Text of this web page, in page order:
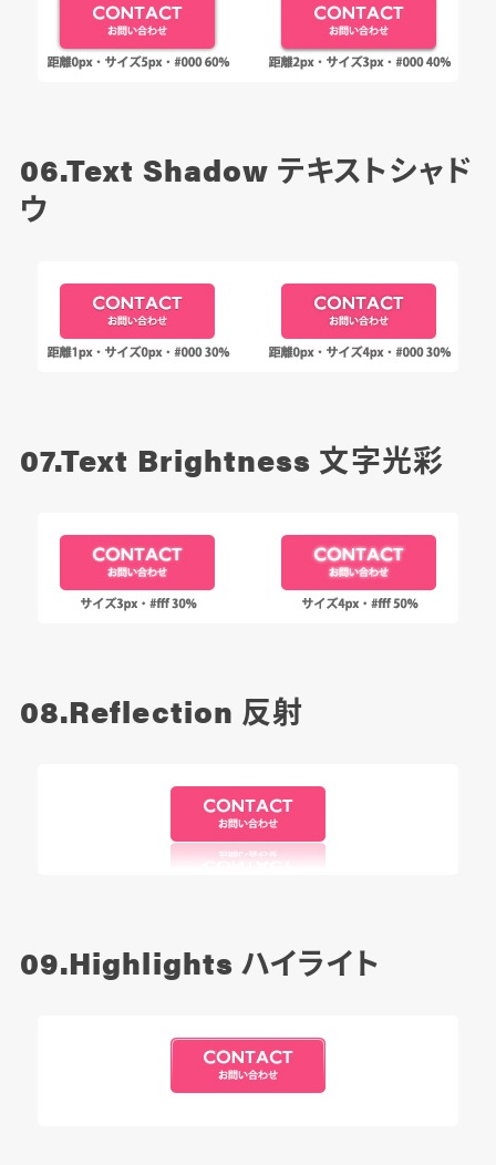
06.Text Shadow テキストシャド
ウ
07.Text Brightness 文字光彩
08.Reflection 反射
09.Highlights ハイライト